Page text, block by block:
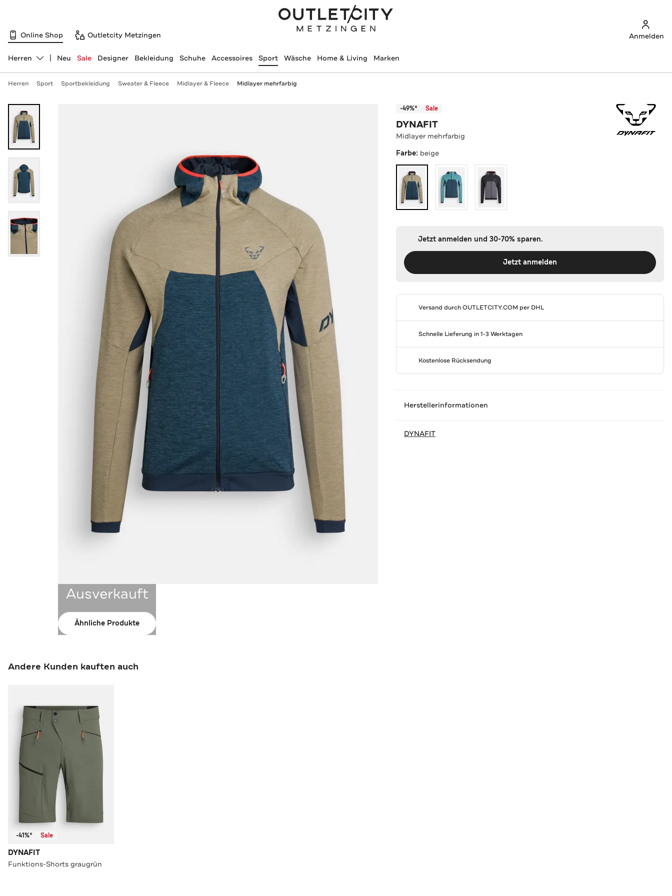
Online Shop Outletcity Metzingen Anmelden
Abteilung ändern, ausgewählt:
Herren Neu Sale Designer Bekleidung Schuhe Accessoires Sport Wäsche Home & Living Marken
Herren Sport Sportbekleidung Sweater & Fleece Midlayer & Fleece Midlayer mehrfarbig
Ausverkauft
Ähnliche Produkte
-49%* Sale
DYNAFIT
Midlayer mehrfarbig
Farbe: beige
Jetzt anmelden und 30-70% sparen.
Jetzt anmelden
Versand durchOUTLETCITY.COM per DHL
Schnelle Lieferung in 1-3 Werktagen
Kostenlose Rücksendung
Herstellerinformationen
DYNAFIT
Andere Kunden kauften auch
-41%* Sale
DYNAFIT
Funktions-Shorts graugrün